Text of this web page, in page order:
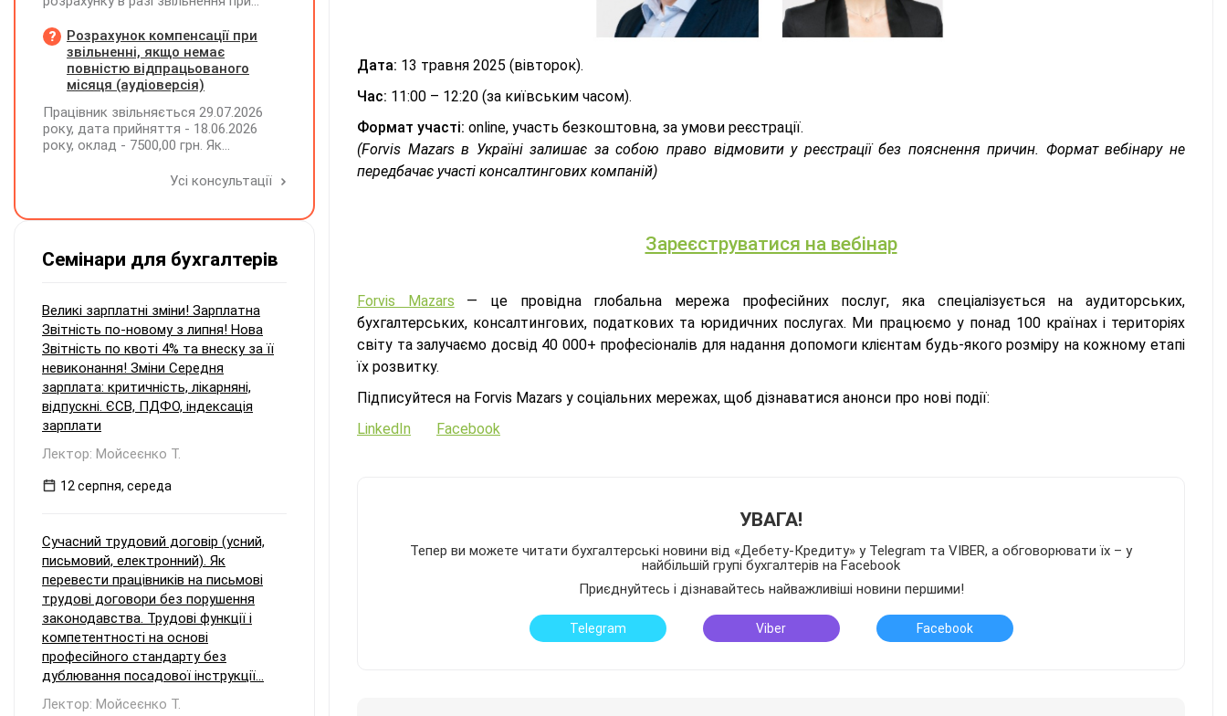
Дата: 13 травня 2025 (вівторок).
Час: 11:00 – 12:20 (за київським часом).
Формат участі: online, участь безкоштовна, за умови реєстрації.
(Forvis Mazars в Україні залишає за собою право відмовити у реєстрації без пояснення причин. Формат вебінару не
передбачає участі консалтингових компаній)
Зареєструватися на вебінар
Forvis Mazars — це провідна глобальна мережа професійних послуг, яка спеціалізується на аудиторських,
бухгалтерських, консалтингових, податкових та юридичних послугах. Ми працюємо у понад 100 країнах і територіях
світу та залучаємо досвід 40 000+ професіоналів для надання допомоги клієнтам будь-якого розміру на кожному етапі
їх розвитку.
Підписуйтеся на Forvis Mazars у соціальних мережах, щоб дізнаватися анонси про нові події:
LinkedIn
Facebook
УВАГА!
Тепер ви можете читати бухгалтерські новини від «Дебету-Кредиту» у Telegram та VIBER, а обговорювати їх – у
найбільшій групі бухгалтерів на Facebook
Приєднуйтесь і дізнавайтесь найважливіші новини першими!
Telegram Viber Facebook
заробітної плати (винагороди), для
розрахунку внеску на підтримку
працевлаштування осіб з
інвалідністю?
Розрахунок компенсації при
звільненні, якщо немає
повністю відпрацьованого
місяця (аудіоверсія)
Працівник звільняється 29.07.2026
року, дата прийняття - 18.06.2026
року, оклад - 7500,00 грн. Як
невикористаних днів відпустки при
Усі консультації
Семінари для бухгалтерів
Великі зарплатні зміни! Зарплатна
Звітність по-новому з липня! Нова
Звітність по квоті 4% та внеску за її
невиконання! Зміни Середня
зарплата: критичність, лікарняні,
відпускні. ЄСВ, ПДФО, індексація
зарплати
Лектор: Мойсеєнко Т.
12 серпня, середа
Сучасний трудовий договір (усний,
письмовий, електронний). Як
перевести працівників на письмові
трудові договори без порушення
законодавства. Трудові функції і
компетентності на основі
професійного стандарту без
дублювання посадової інструкції...
Лектор: Мойсеєнко Т.